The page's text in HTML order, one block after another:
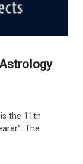
the 11th
The